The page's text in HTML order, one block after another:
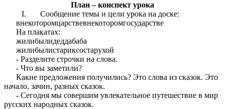
План – конспект урока
Сообщение темы и цели урока на доске:
внекоторомцарствевнекоторомгосударстве
На плакатах:
жилибылидеддабаба
жилибылистариксостарухой
- Разделите строчки на слова.
- Что вы заметили?
Какие предложения получились? Это слова из сказок. Это
начало, зачин, разных сказок.
- Сегодня мы совершим увлекательное путешествие в мир
русских народных сказок.